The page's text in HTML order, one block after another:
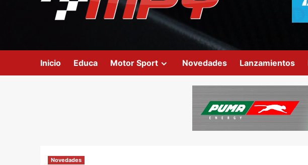
Inicio Educa Motor Sport Novedades Lanzamientos
Novedades